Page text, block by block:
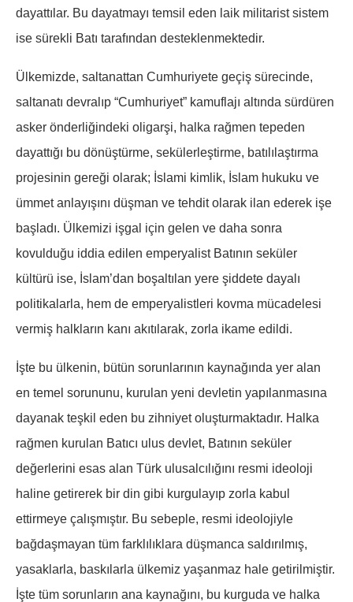
dayattılar. Bu dayatmayı temsil eden laik militarist sistem
ise sürekli Batı tarafından desteklenmektedir.
Ülkemizde, saltanattan Cumhuriyete geçiş sürecinde,
saltanatı devralıp “Cumhuriyet” kamuflajı altında sürdüren
asker önderliğindeki oligarşi, halka rağmen tepeden
dayattığı bu dönüştürme, sekülerleştirme, batılılaştırma
projesinin gereği olarak; İslami kimlik, İslam hukuku ve
ümmet anlayışını düşman ve tehdit olarak ilan ederek işe
başladı. Ülkemizi işgal için gelen ve daha sonra
kovulduğu iddia edilen emperyalist Batının seküler
kültürü ise, İslam’dan boşaltılan yere şiddete dayalı
politikalarla, hem de emperyalistleri kovma mücadelesi
vermiş halkların kanı akıtılarak, zorla ikame edildi.
İşte bu ülkenin, bütün sorunlarının kaynağında yer alan
en temel sorununu, kurulan yeni devletin yapılanmasına
dayanak teşkil eden bu zihniyet oluşturmaktadır. Halka
rağmen kurulan Batıcı ulus devlet, Batının seküler
değerlerini esas alan Türk ulusalcılığını resmi ideoloji
haline getirerek bir din gibi kurgulayıp zorla kabul
ettirmeye çalışmıştır. Bu sebeple, resmi ideolojiyle
bağdaşmayan tüm farklılıklara düşmanca saldırılmış,
yasaklarla, baskılarla ülkemiz yaşanmaz hale getirilmiştir.
İşte tüm sorunların ana kaynağını, bu kurguda ve halka